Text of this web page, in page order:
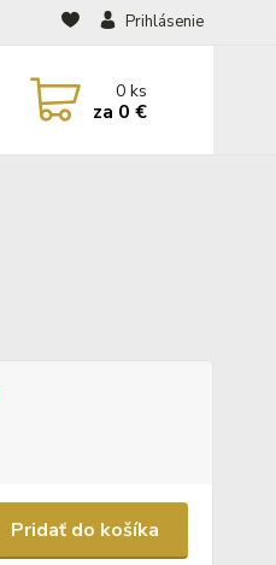
Prihlásenie
0ks
za 0 €
Pridať do košíka